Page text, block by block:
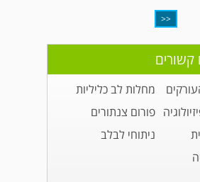
<<
קשורים
מחלות לב כליליות
פורום צנתורים
ניתוחי לבלב